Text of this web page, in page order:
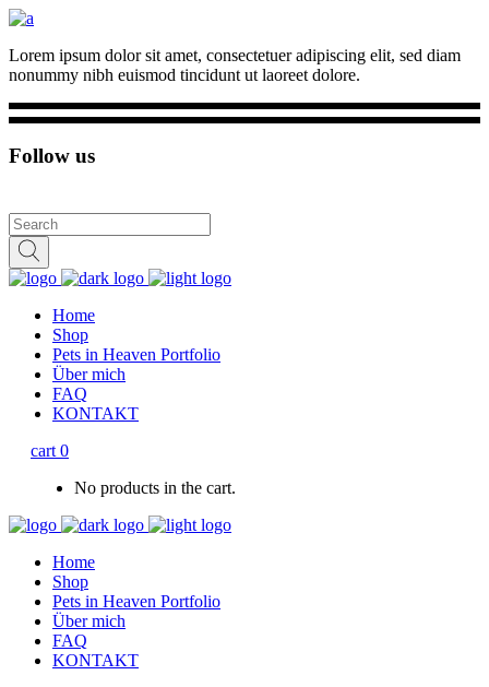
Lorem ipsum dolor sit amet, consectetuer adipiscing elit, sed diam
nonummy nibh euismod tincidunt ut laoreet dolore.
Follow us
Home
Shop
Pets in Heaven Portfolio
Über mich
FAQ
KONTAKT
cart 0
No products in the cart.
Home
Shop
Pets in Heaven Portfolio
Über mich
FAQ
KONTAKT